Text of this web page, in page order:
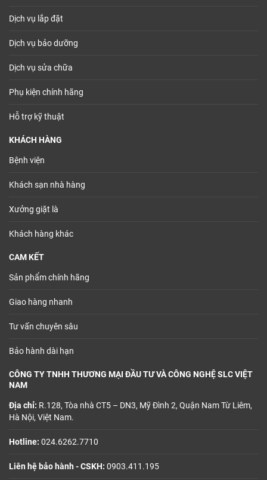
Dịch vụ lắp đặt
Dịch vụ bảo dưỡng
Dịch vụ sửa chữa
Phụ kiện chính hãng
Hỗ trợ kỹ thuật
KHÁCH HÀNG
Bệnh viện
Khách sạn nhà hàng
Xưởng giặt là
Khách hàng khác
CAM KẾT
Sản phẩm chính hãng
Giao hàng nhanh
Tư vấn chuyên sâu
Bảo hành dài hạn
CÔNG TY TNHH THƯƠNG MẠI ĐẦU TƯ VÀ CÔNG NGHỆ SLC VIỆT
NAM
Địa chỉ: R.128, Tòa nhà CT5 – DN3, Mỹ Đình 2, Quận Nam Từ Liêm,
Hà Nội, Việt Nam.
Hotline: 024.6262.7710
Liên hệ bảo hành - CSKH: 0903.411.195